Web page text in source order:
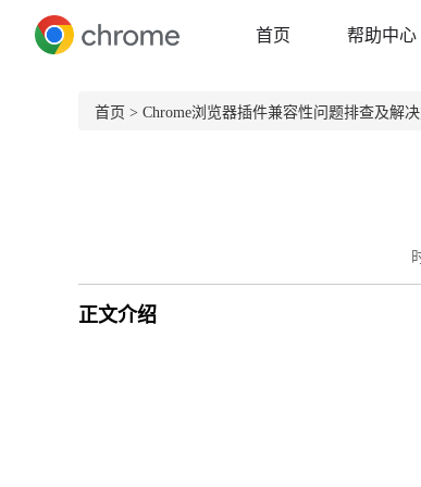
首页 帮助中心
首页 > Chrome浏览器插件兼容性问题排查及解
正文介绍